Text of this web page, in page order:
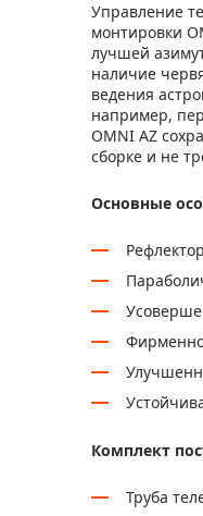
Управление
монтировки
лучшей
наличие
ведения
например,
OMNI AZ
сборке и не
Основные
Комплект
Труба